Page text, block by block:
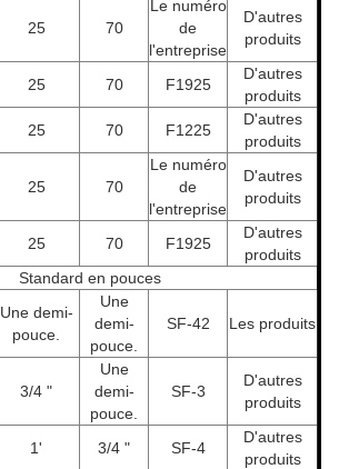
25 70
Le numéro
de
l'entreprise
D'autres
produits
25 70 F1925
D'autres
produits
25 70 F1225
D'autres
produits
25 70
Le numéro
de
l'entreprise
D'autres
produits
25 70 F1925
D'autres
produits
Standard en pouces
Une demi-
pouce.
Une
demi-
pouce.
SF-42 Les produits
3/4 "
Une
demi-
pouce.
SF-3
D'autres
produits
1' 3/4 " SF-4
D'autres
produits